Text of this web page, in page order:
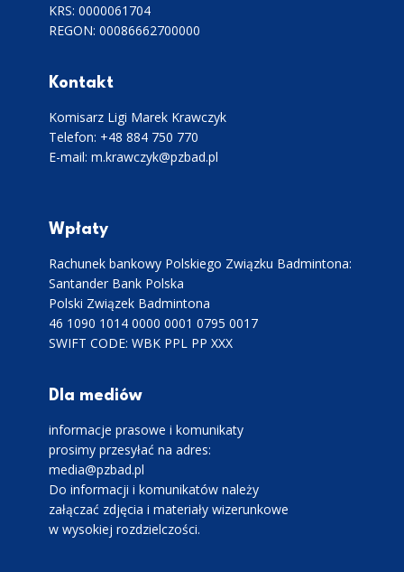
KRS: 0000061704
REGON: 00086662700000
Kontakt
Komisarz Ligi Marek Krawczyk
Telefon: +48 884 750 770
E-mail: m.krawczyk@pzbad.pl
Wpłaty
Rachunek bankowy Polskiego Związku Badmintona:
Santander Bank Polska
Polski Związek Badmintona
46 1090 1014 0000 0001 0795 0017
SWIFT CODE: WBK PPL PP XXX
Dla mediów
informacje prasowe i komunikaty
prosimy przesyłać na adres:
media@pzbad.pl
Do informacji i komunikatów należy
załączać zdjęcia i materiały wizerunkowe
w wysokiej rozdzielczości.